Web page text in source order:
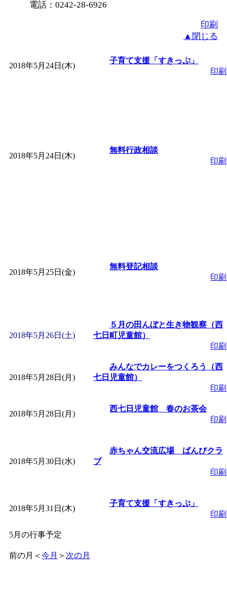
電話：0242-28-6926
印刷
▲閉じる
2018年5月24日(木)
子育て支援「すきっぷ」
印刷
2018年5月24日(木)
無料行政相談
印刷
2018年5月25日(金)
無料登記相談
印刷
2018年5月26日(土)
５月の田んぼと生き物観察（西
七日町児童館）
印刷
2018年5月28日(月)
みんなでカレーをつくろう（西
七日児童館）
印刷
2018年5月28日(月)
西七日児童館 春のお茶会
印刷
2018年5月30日(水)
赤ちゃん交流広場 ばんびクラ
ブ
印刷
2018年5月31日(木)
子育て支援「すきっぷ」
印刷
5月の行事予定
前の月 ＜ 今月 ＞ 次の月